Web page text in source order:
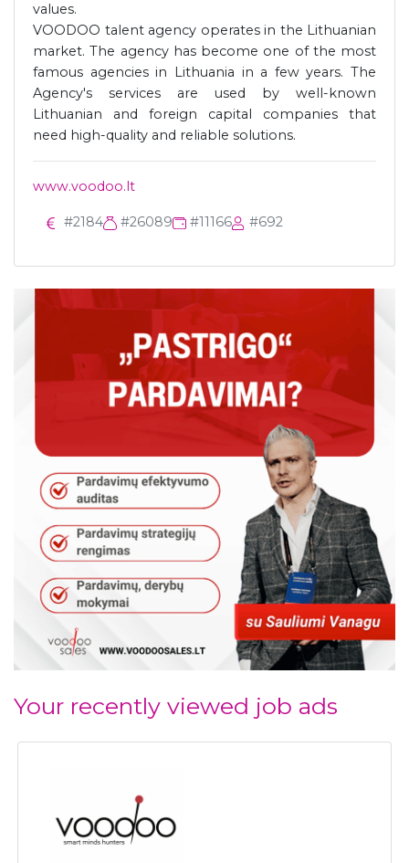
values.
VOODOO talent agency operates in the Lithuanian
market. The agency has become one of the most
famous agencies in Lithuania in a few years. The
Agency's services are used by well-known
Lithuanian and foreign capital companies that
need high-quality and reliable solutions.
www.voodoo.lt
#2184 #26089 #11166 #692
Your recently viewed job ads